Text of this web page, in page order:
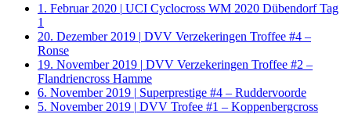
1. Februar 2020 | UCI Cyclocross WM 2020 Dübendorf Tag
1
20. Dezember 2019 | DVV Verzekeringen Troffee #4 –
Ronse
19. November 2019 | DVV Verzekeringen Troffee #2 –
Flandriencross Hamme
6. November 2019 | Superprestige #4 – Ruddervoorde
5. November 2019 | DVV Trofee #1 – Koppenbergcross